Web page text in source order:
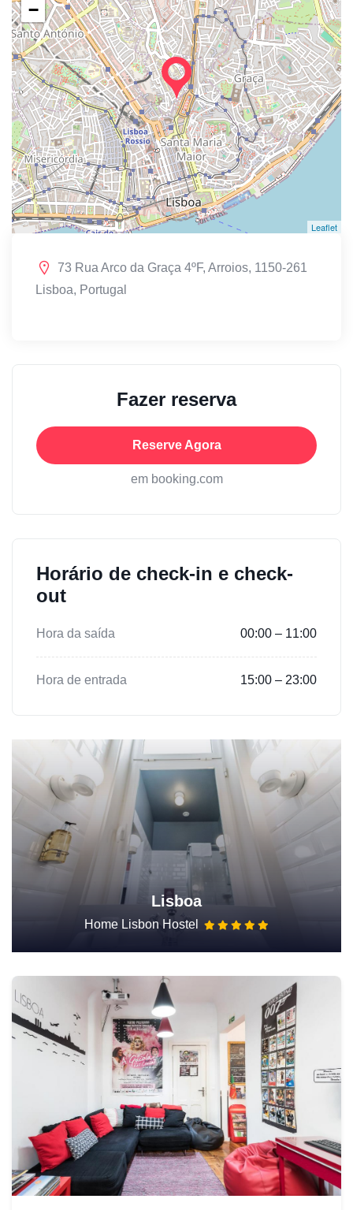
−
Leaflet
73 Rua Arco da Graça 4ºF, Arroios, 1150-261
Lisboa, Portugal
Fazer reserva
Reserve Agora
em booking.com
Horário de check-in e check-
out
Hora da saída 00:00 – 11:00
Hora de entrada 15:00 – 23:00
Lisboa
Home Lisbon Hostel